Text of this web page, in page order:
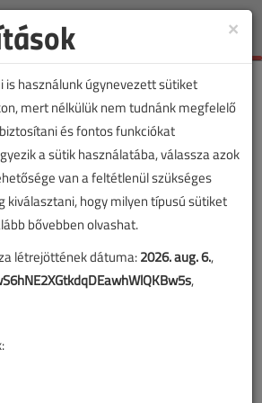
Toggle
×
is használunk úgynevezett sütiket
mert nélkülük nem tudnánk megfelelő
és fontos funkciókat
a sütik használatába, válassza azok
van a feltétlenül szükséges
kiválasztani, hogy milyen típusú sütiket
bővebben olvashat.
létrejöttének dátuma:2026. aug. 6.,
,